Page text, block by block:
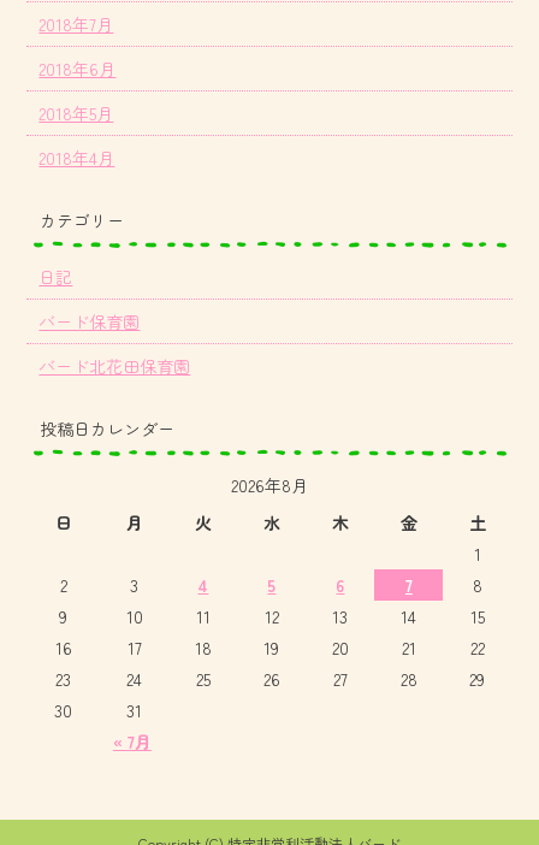
2018年7月
2018年6月
2018年5月
2018年4月
カテゴリー
日記
バード保育園
バード北花田保育園
投稿日カレンダー
2026年8月
日
月 火 水 木 金 土
« 7月
1
2
3 4 5 6 7
8
9
10 11 12 13 14
15
16
17 18 19 20 21
22
23
24 25 26 27 28
29
30
31